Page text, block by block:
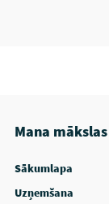
Mana
Sākumlapa
Uzņemšana